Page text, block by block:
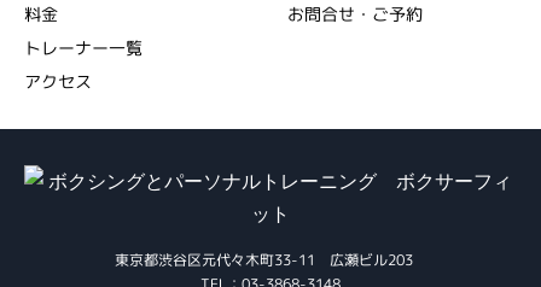
料金
トレーナー一覧
アクセス
お問合せ・ご予約
東京都渋谷区元代々木町33-11 広瀬ビル203